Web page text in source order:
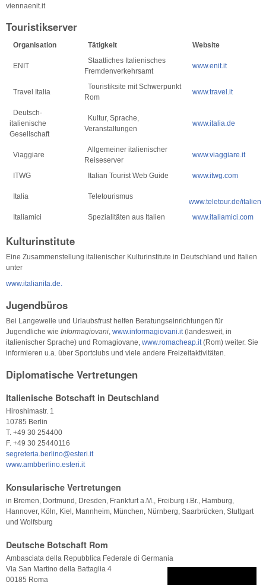
viennaenit.it
Touristikserver
Organisation Tätigkeit Website
ENIT
Staatliches Italienisches
Fremdenverkehrsamt
www.enit.it
Travel Italia
Touristiksite mit Schwerpunkt
Rom
www.travel.it
Deutsch-
italienische
Gesellschaft
Kultur, Sprache,
Veranstaltungen
www.italia.de
Viaggiare
Allgemeiner italienischer
Reiseserver
www.viaggiare.it
ITWG Italian Tourist Web Guide www.itwg.com
Italia Teletourismus
www.teletour.de/italien
Italiamici
Spezialitäten aus Italien www.italiamici.com
Kulturinstitute
Eine Zusammenstellung italienischer Kulturinstitute in Deutschland und Italien
unter
www.italianita.de.
Jugendbüros
Bei Langeweile und Urlaubsfrust helfen Beratungseinrichtungen für
Jugendliche wie Informagiovani www.informagiovani.it (landesweit, in
italienischer Sprache) und Romagiovane, www.romacheap.it (Rom) weiter. Sie
informieren u.a. über Sportclubs und viele andere Freizeitaktivitäten.
Diplomatische Vertretungen
Italienische Botschaft in Deutschland
Hiroshimastr. 1
10785 Berlin
T. +49 30 254400
F. +49 30 25440116
segreteria.berlino@esteri.it
www.ambberlino.esteri.it
Konsularische Vertretungen
in Bremen, Dortmund, Dresden, Frankfurt a.M., Freiburg i.Br., Hamburg,
Hannover, Köln, Kiel, Mannheim, München, Nürnberg, Saarbrücken, Stuttgart
und Wolfsburg
Deutsche Botschaft Rom
Ambasciata della Repubblica Federale di Germania
Via San Martino della Battaglia 4
00185 Roma